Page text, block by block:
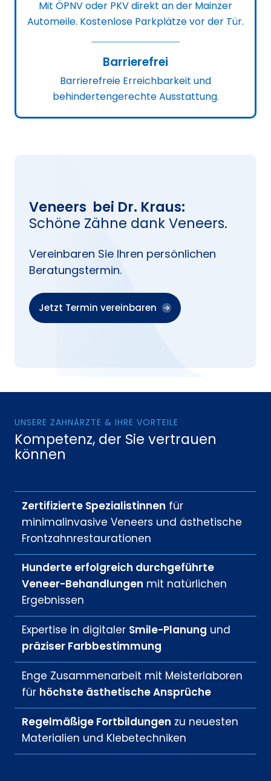
Mit ÖPNV oder PKV direkt an der Mainzer
Automeile. Kostenlose Parkplätze vor der Tür.
Barrierefrei
Barrierefreie Erreichbarkeit und
behindertengerechte Ausstattung.
Veneers bei Dr. Kraus:
Schöne Zähne dank Veneers.
Vereinbaren Sie Ihren persönlichen
Beratungstermin.
Jetzt Termin vereinbaren
UNSERE ZAHNÄRZTE & IHRE VORTEILE
Kompetenz, der Sie vertrauen
können
Zertifizierte Spezialistinnen für
minimalinvasive Veneers und ästhetische
Frontzahnrestaurationen
Hunderte erfolgreich durchgeführte
Veneer-Behandlungen mit natürlichen
Ergebnissen
Expertise in digitaler Smile-Planung und
präziser Farbbestimmung
Enge Zusammenarbeit mit Meisterlaboren
für höchste ästhetische Ansprüche
Regelmäßige Fortbildungen zu neuesten
Materialien und Klebetechniken